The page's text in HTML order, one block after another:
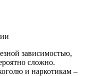
зависимостью,
сложно.
и наркотикам –